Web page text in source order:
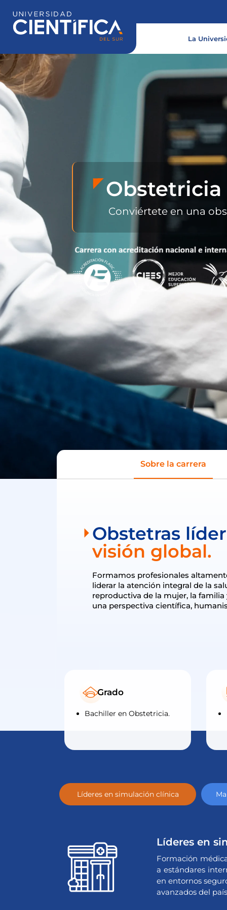
contenido
La
Obstetricia
Conviértete en una
Sobre la carrera
Obstetras
visión global.
Formamos profesionales
liderar la atención integral de la
reproductiva de la mujer, la
una perspectiva científica,
Grado
Bachiller en Obstetricia.
Líderes en simulación clínica
Líderes en
Formación
a estándares
en entornos
avanzados del